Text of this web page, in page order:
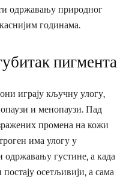
одржавању природног
годинама.
пигмента
играју кључну улогу,
и менопаузи. Пад
промена на кожи
има улогу у
одржавању густине, а када
осетљивији, а сама